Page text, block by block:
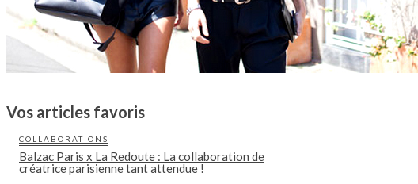
Vos articles favoris
COLLABORATIONS
Balzac Paris x La Redoute : La collaboration de
créatrice parisienne tant attendue !